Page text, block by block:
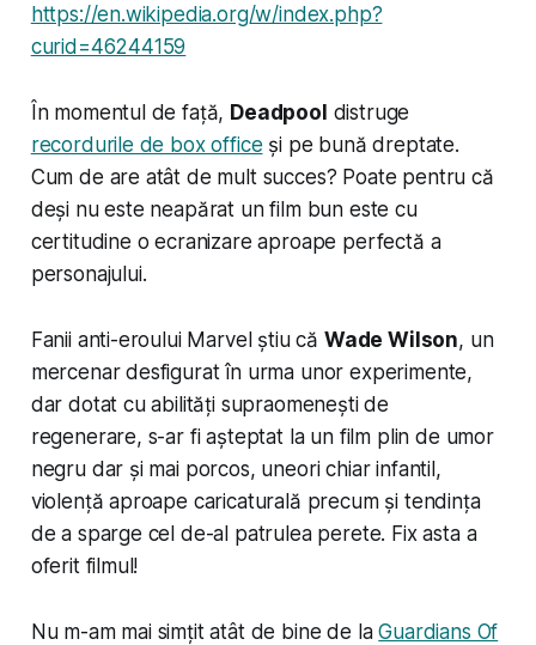
https://en.wikipedia.org/w/index.php?
curid=46244159
În momentul de față, Deadpool distruge
recordurile de box office și pe bună dreptate.
Cum de are atât de mult succes? Poate pentru că
deși nu este neapărat un film bun este cu
certitudine o ecranizare aproape perfectă a
personajului.
Fanii anti-eroului Marvel știu că Wade Wilson, un
mercenar desfigurat în urma unor experimente,
dar dotat cu abilități supraomenești de
regenerare, s-ar fi așteptat la un film plin de umor
negru dar și mai porcos, uneori chiar infantil,
violență aproape caricaturală precum și tendința
de a sparge cel de-al patrulea perete. Fix asta a
oferit filmul!
Nu m-am mai simțit atât de bine de laGuardians Of